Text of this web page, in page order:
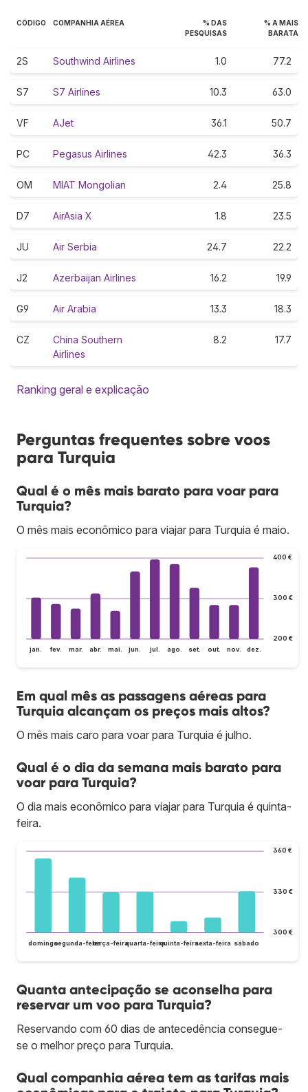
CÓDIGO COMPANHIA AÉREA
% DAS
PESQUISAS
% A MAIS
BARATA
2S Southwind Airlines 1.0 77.2
S7 S7 Airlines 10.3 63.0
VF AJet 36.1 50.7
PC Pegasus Airlines 42.3 36.3
OM MIAT Mongolian 2.4 25.8
D7 AirAsia X 1.8 23.5
JU Air Serbia 24.7 22.2
J2 Azerbaijan Airlines 16.2 19.9
G9 Air Arabia 13.3 18.3
CZ
China Southern
Airlines
8.2 17.7
Ranking geral e explicação
Perguntas frequentes sobre voos
para Turquia
Qual é o mês mais barato para voar para
Turquia?
O mês mais econômico para viajar para Turquia é maio.
200 €
300 €
400 €
jan. fev. mar. abr. mai. jun. jul. ago. set. out. nov. dez.
Em qual mês as passagens aéreas para
Turquia alcançam os preços mais altos?
O mês mais caro para voar para Turquia é julho.
Qual é o dia da semana mais barato para
voar para Turquia?
O dia mais econômico para viajar para Turquia é quinta-
feira.
300 €
330 €
360 €
domingosegunda-feiraterça-feiraquarta-feiraquinta-feirasexta-feira sábado
Quanta antecipação se aconselha para
reservar um voo para Turquia?
Reservando com 60 dias de antecedência consegue-
se o melhor preço para Turquia.
Qual companhia aérea tem as tarifas mais